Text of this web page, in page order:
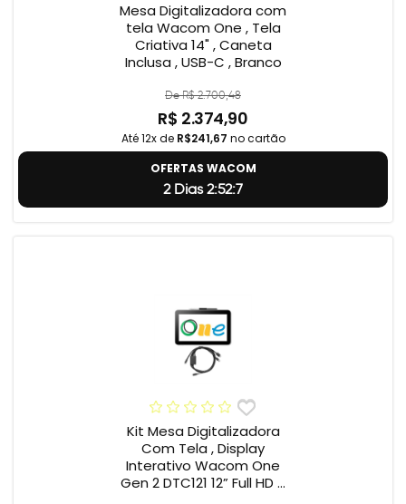
Mesa Digitalizadora com
tela Wacom One , Tela
Criativa 14" , Caneta
Inclusa , USB-C , Branco
De R$ 2.700,48
R$ 2.374,90
Até 12x de R$241,67 no cartão
OFERTAS WACOM
2 Dias 2:52:6
Kit Mesa Digitalizadora
Com Tela , Display
Interativo Wacom One
Gen 2 DTC121 12” Full HD +